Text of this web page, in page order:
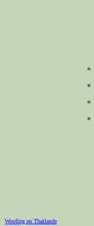
Woofing en Thaïlande